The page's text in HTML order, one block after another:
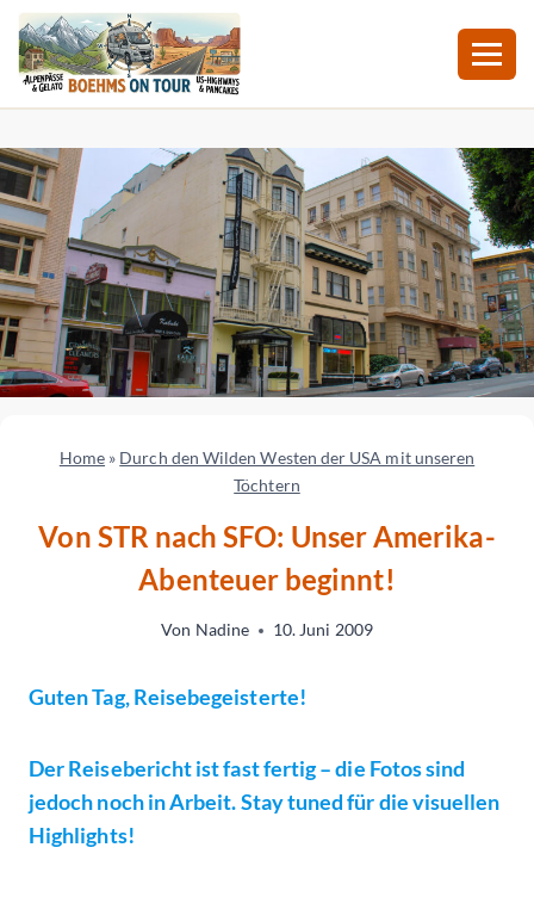
Inhalt
springen
Home » Durch den Wilden Westen der USA mit unseren
Töchtern
Von STR nach SFO: Unser Amerika-
Abenteuer beginnt!
Von Nadine 10. Juni 2009
Guten Tag, Reisebegeisterte!
Der Reisebericht ist fast fertig – die Fotos sind
jedoch noch in Arbeit. Stay tuned für die visuellen
Highlights!